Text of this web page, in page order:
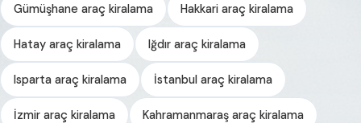
Gümüşhane araç kiralama Hakkari araç kiralama
Hatay araç kiralama Iğdır araç kiralama
Isparta araç kiralama İstanbul araç kiralama
İzmir araç kiralama Kahramanmaraş araç kiralama